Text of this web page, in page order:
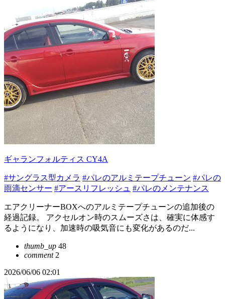
ギャランフォルティス CY4A
#サングラス型カメラ #パレのアルミテープチューン #パレの
雨滴センサー #アースリフレッシュ #パレのメンテナンス
エアクリーナーBOXへのアルミテープチューンの追加後の
経過記録。 アクセルオン時のスムーズさは、確実に体感す
るようになり、加速時の吸気音にも変化があるのだ...
thumb_up 48
comment2
2026/06/06 02:01